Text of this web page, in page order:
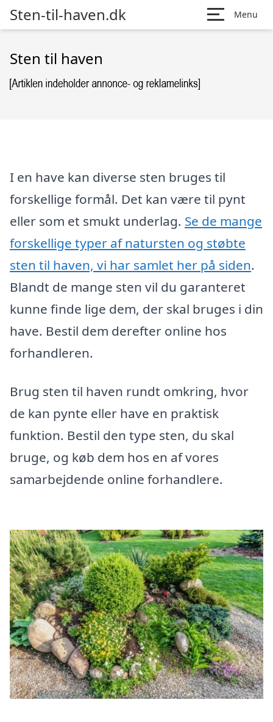
Sten-til-haven.dk Menu
Sten til haven
I en have kan diverse sten bruges til
forskellige formål. Det kan være til pynt
eller som et smukt underlag. Se de mange
forskellige typer af natursten og støbte
sten til haven, vi har samlet her på siden.
Blandt de mange sten vil du garanteret
kunne finde lige dem, der skal bruges i din
have. Bestil dem derefter online hos
forhandleren.
Brug sten til haven rundt omkring, hvor
de kan pynte eller have en praktisk
funktion. Bestil den type sten, du skal
bruge, og køb dem hos en af vores
samarbejdende online forhandlere.